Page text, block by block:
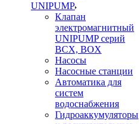
UNIPUMP
Клапан
электромагнитный
UNIPUMP серий
BCX, BOX
Насосы
Насосные станции
Автоматика для
систем
водоснабжения
Гидроаккумуляторы